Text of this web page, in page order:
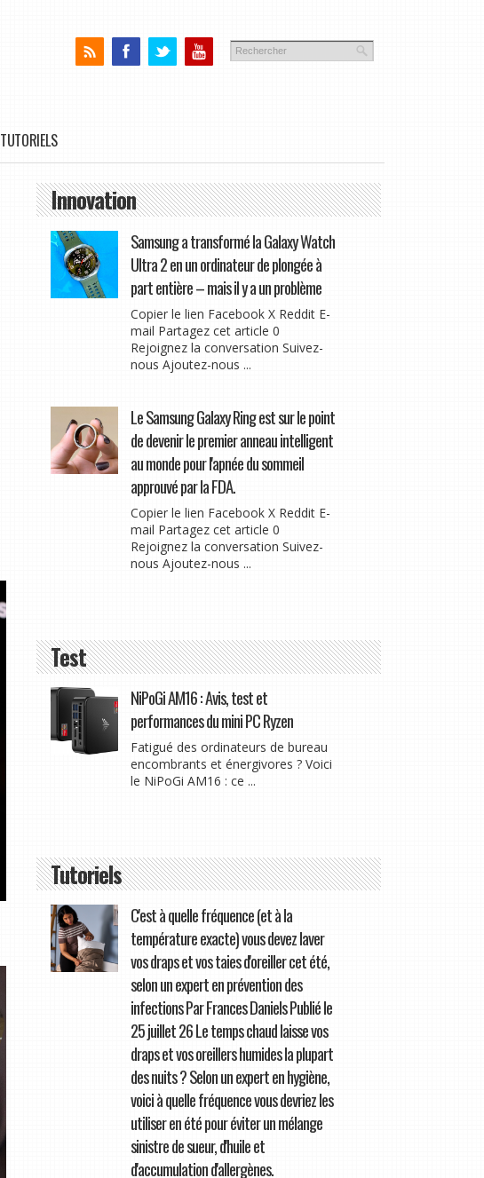
TUTORIELS
Innovation
Samsung a transformé la Galaxy Watch
Ultra 2 en un ordinateur de plongée à
part entière – mais il y a un problème
Copier le lien Facebook X Reddit E-
mail Partagez cet article 0
Rejoignez la conversation Suivez-
nous Ajoutez-nous ...
Le Samsung Galaxy Ring est sur le point
de devenir le premier anneau intelligent
au monde pour l'apnée du sommeil
approuvé par la FDA.
Copier le lien Facebook X Reddit E-
mail Partagez cet article 0
Rejoignez la conversation Suivez-
nous Ajoutez-nous ...
Test
NiPoGi AM16 : Avis, test et
performances du mini PC Ryzen
Fatigué des ordinateurs de bureau
encombrants et énergivores ? Voici
le NiPoGi AM16 : ce ...
Tutoriels
C'est à quelle fréquence (et à la
température exacte) vous devez laver
vos draps et vos taies d'oreiller cet été,
selon un expert en prévention des
infections Par Frances Daniels Publié le
25 juillet 26 Le temps chaud laisse vos
draps et vos oreillers humides la plupart
des nuits ? Selon un expert en hygiène,
voici à quelle fréquence vous devriez les
utiliser en été pour éviter un mélange
sinistre de sueur, d'huile et
d'accumulation d'allergènes.